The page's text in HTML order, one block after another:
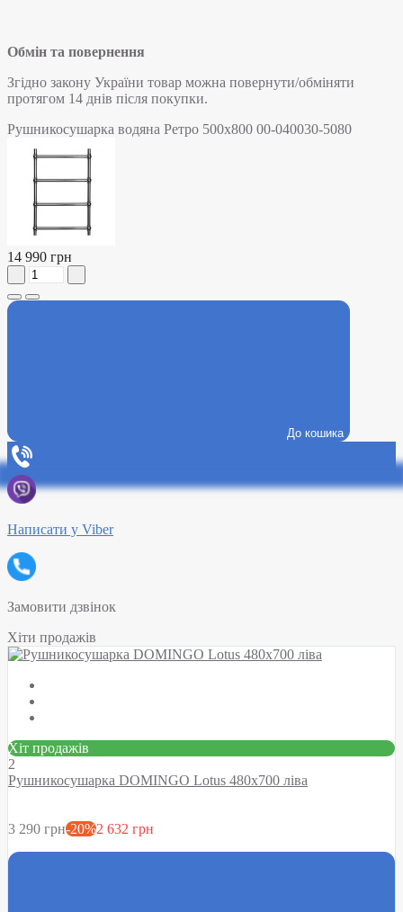
Обмін та повернення
Згідно закону України товар можна повернути/обміняти
протягом 14 днів після покупки.
Рушникосушарка водяна Ретро 500х800 00-040030-5080
14 990 грн
До кошика
Написати у Viber
Замовити дзвінок
Хіти продажів
Хіт продажів
2
Рушникосушарка DOMINGO Lotus 480х700 ліва
3 290 грн-20%2 632 грн